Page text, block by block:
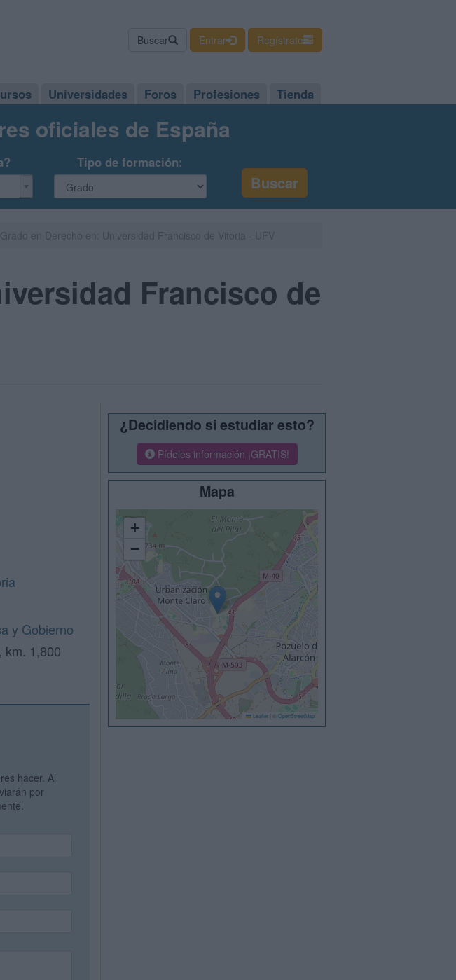
Buscar Entrar Regístrate
Universidades Foros Profesiones Tienda
oficiales de España
Tipo de formación:
Francisco de
y Gobierno
km. 1,800
hacer. Al
por
¿Decidiendo si estudiar esto?
Pídeles información ¡GRATIS!
Mapa
+
−
Leaflet © OpenStreetMap